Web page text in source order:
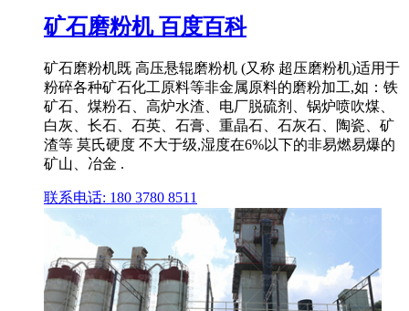
矿石磨粉机 百度百科
矿石磨粉机既 高压悬辊磨粉机 (又称 超压磨粉机)适用于
粉碎各种矿石化工原料等非金属原料的磨粉加工,如：铁
矿石、煤粉石、高炉水渣、电厂脱硫剂、锅炉喷吹煤、
白灰、长石、石英、石膏、重晶石、石灰石、陶瓷、矿
渣等 莫氏硬度 不大于级,湿度在6%以下的非易燃易爆的
矿山、冶金 .
联系电话: 180 3780 8511